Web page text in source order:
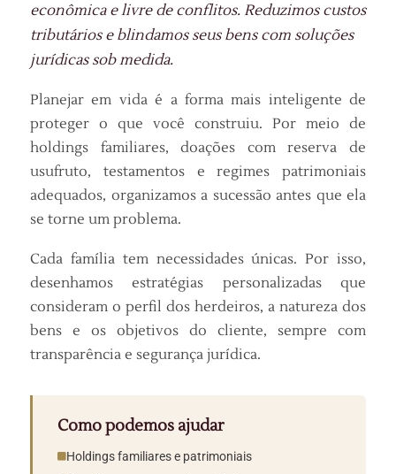
econômica e livre de conflitos. Reduzimos custos
tributários e blindamos seus bens com soluções
jurídicas sob medida.
Planejar em vida é a forma mais inteligente de
proteger o que você construiu. Por meio de
holdings familiares, doações com reserva de
usufruto, testamentos e regimes patrimoniais
adequados, organizamos a sucessão antes que ela
se torne um problema.
Cada família tem necessidades únicas. Por isso,
desenhamos estratégias personalizadas que
consideram o perfil dos herdeiros, a natureza dos
bens e os objetivos do cliente, sempre com
transparência e segurança jurídica.
Como podemos ajudar
Holdings familiares e patrimoniais